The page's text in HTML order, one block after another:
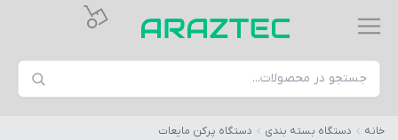
خانه دستگاه بسته بندی دستگاه پرکن مایعات